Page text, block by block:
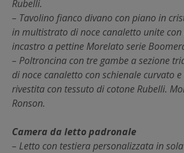
Rubelli.
– Tavolino fianco divano con piano in
in multistrato di noce canaletto unite
incastro a pettine Morelato serie
– Poltroncina con tre gambe a sezione
di noce canaletto con schienale curvato
rivestita con tessuto di cotone Rubelli.
Ronson.
Camera da letto padronale
– Letto con testiera personalizzata in